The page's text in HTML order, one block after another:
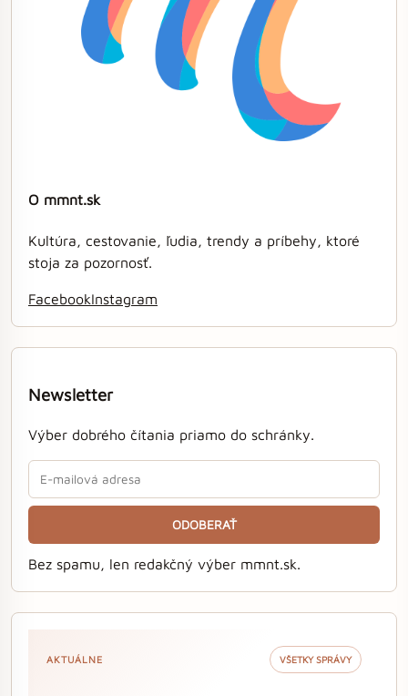
O mmnt.sk
Kultúra, cestovanie, ľudia, trendy a príbehy, ktoré
stoja za pozornosť.
FacebookInstagram
Newsletter
Výber dobrého čítania priamo do schránky.
ODOBERAŤ
Bez spamu, len redakčný výber mmnt.sk.
AKTUÁLNE VŠETKY SPRÁVY